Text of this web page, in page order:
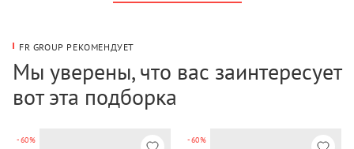
FR GROUP РЕКОМЕНДУЕТ
Мы уверены, что вас заинтересует
вот эта подборка
-60% -60%